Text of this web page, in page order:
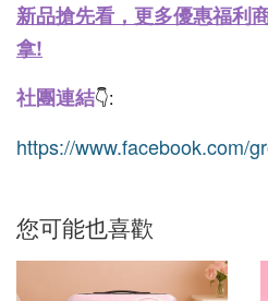
新品搶先看，更多優惠福利
拿!
社團連結👇:
https://www.facebook.com/
您可能也喜歡